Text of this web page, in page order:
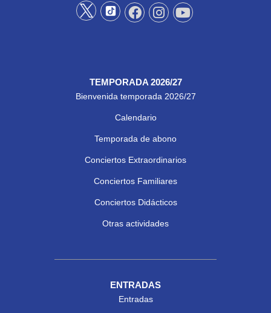
TEMPORADA 2026/27
Bienvenida temporada 2026/27
Calendario
Temporada de abono
Conciertos Extraordinarios
Conciertos Familiares
Conciertos Didácticos
Otras actividades
ENTRADAS
Entradas